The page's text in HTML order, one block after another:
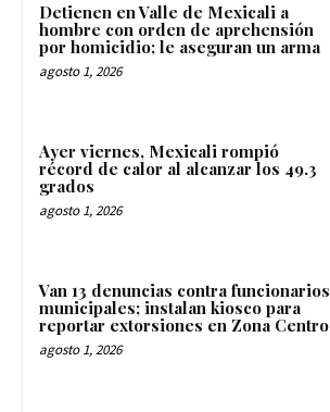
Detienen en Valle de Mexicali a
hombre con orden de aprehensión
por homicidio; le aseguran un arma
agosto 1, 2026
Ayer viernes, Mexicali rompió
récord de calor al alcanzar los 49.3
grados
agosto 1, 2026
Van 13 denuncias contra funcionarios
municipales; instalan kiosco para
reportar extorsiones en Zona Centro
agosto 1, 2026